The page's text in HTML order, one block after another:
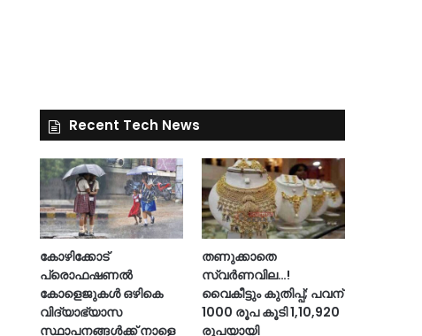
Recent Tech News
കോഴിക്കോട്
പ്രൊഫഷണൽ
കോളെജുകൾ ഒഴികെ
വിദ്യാഭ്യാസ
സ്ഥാപനങ്ങൾക്ക് നാളെ
തണുക്കാതെ
സ്വർണവില…!
വൈകീട്ടും കുതിപ്പ്; പവന്
1000 രൂപ കൂടി 1,10,920
രൂപയായി